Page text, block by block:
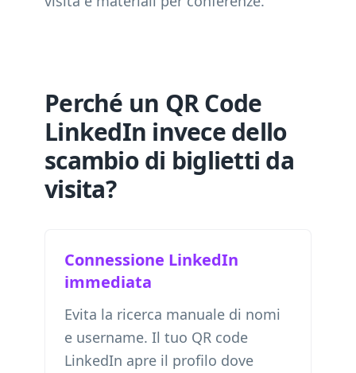
Perché un QR Code
LinkedIn invece dello
scambio di biglietti da
visita?
Connessione LinkedIn
immediata
Evita la ricerca manuale di nomi
e username. Il tuo QR code
LinkedIn apre il profilo dove